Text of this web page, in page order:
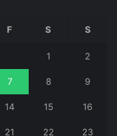
F S S
1 2
7 8 9
14 15 16
21 22 23